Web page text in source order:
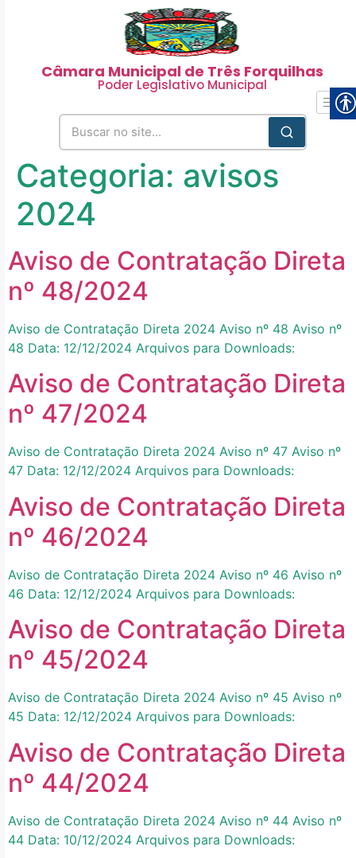
Câmara Municipal de Três Forquilhas
Poder Legislativo Municipal
Categoria: avisos
2024
Aviso de Contratação Direta
nº 48/2024
Aviso de Contratação Direta 2024 Aviso nº 48 Aviso nº
48 Data: 12/12/2024 Arquivos para Downloads:
Aviso de Contratação Direta
nº 47/2024
Aviso de Contratação Direta 2024 Aviso nº 47 Aviso nº
47 Data: 12/12/2024 Arquivos para Downloads:
Aviso de Contratação Direta
nº 46/2024
Aviso de Contratação Direta 2024 Aviso nº 46 Aviso nº
46 Data: 12/12/2024 Arquivos para Downloads:
Aviso de Contratação Direta
nº 45/2024
Aviso de Contratação Direta 2024 Aviso nº 45 Aviso nº
45 Data: 12/12/2024 Arquivos para Downloads:
Aviso de Contratação Direta
nº 44/2024
Aviso de Contratação Direta 2024 Aviso nº 44 Aviso nº
44 Data: 10/12/2024 Arquivos para Downloads: